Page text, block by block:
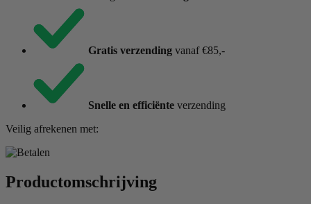
Gratis verzending vanaf €85,-
Snelle en efficiënte verzending
Veilig afrekenen met:
Productomschrijving